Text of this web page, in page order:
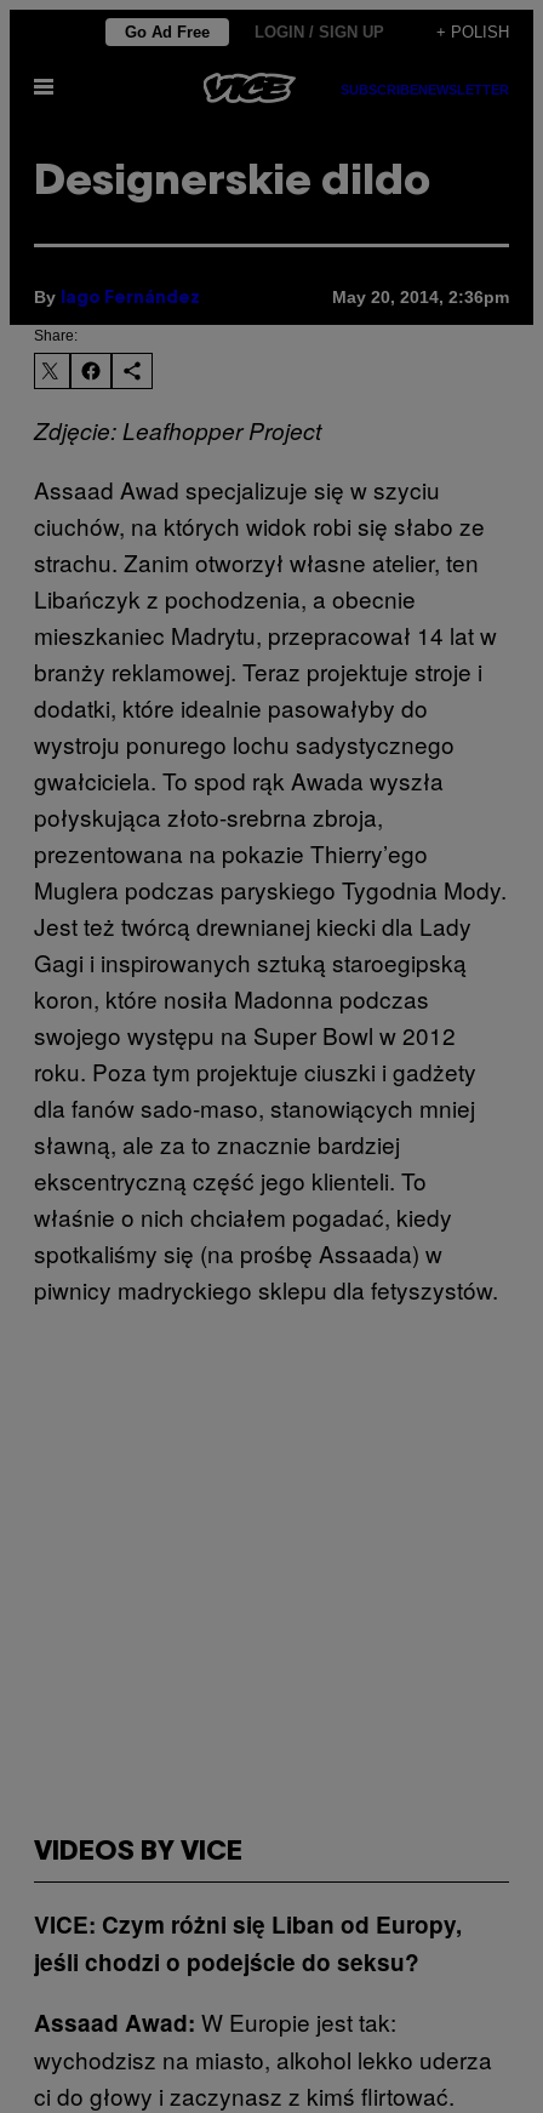
content
Go Ad Free LOGIN / SIGN UP + POLISH
Open
SUBSCRIBENEWSLETTER
Designerskie dildo
By Iago Fernández May 20, 2014, 2:36pm
Share:
Zdjęcie: Leafhopper Project
Assaad Awad specjalizuje się w szyciu
ciuchów, na których widok robi się słabo ze
strachu. Zanim otworzył własne atelier, ten
Libańczyk z pochodzenia, a obecnie
mieszkaniec Madrytu, przepracował 14 lat w
branży reklamowej. Teraz projektuje stroje i
dodatki, które idealnie pasowałyby do
wystroju ponurego lochu sadystycznego
gwałciciela. To spod rąk Awada wyszła
połyskująca złoto-srebrna zbroja,
prezentowana na pokazie Thierry’ego
Muglera podczas paryskiego Tygodnia Mody.
Jest też twórcą drewnianej kiecki dla Lady
Gagi i inspirowanych sztuką staroegipską
koron, które nosiła Madonna podczas
swojego występu na Super Bowl w 2012
roku. Poza tym projektuje ciuszki i gadżety
dla fanów sado-maso, stanowiących mniej
sławną, ale za to znacznie bardziej
ekscentryczną część jego klienteli. To
właśnie o nich chciałem pogadać, kiedy
spotkaliśmy się (na prośbę Assaada) w
piwnicy madryckiego sklepu dla fetyszystów.
VIDEOS BY VICE
VICE: Czym różni się Liban od Europy,
jeśli chodzi o podejście do seksu?
Assaad Awad: W Europie jest tak:
wychodzisz na miasto, alkohol lekko uderza
ci do głowy i zaczynasz z kimś flirtować.